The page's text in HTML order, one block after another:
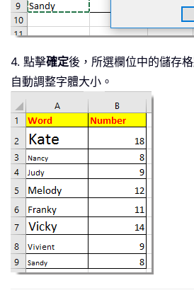
4. 點擊確定後，所選欄位中的儲存
自動調整字體大小。